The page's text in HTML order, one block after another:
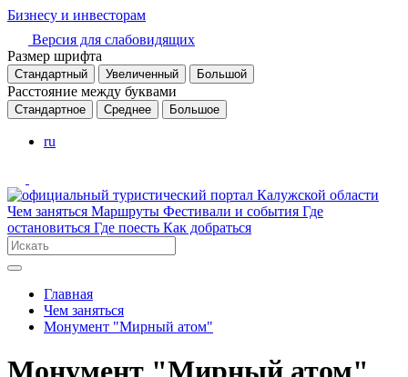
Бизнесу и инвесторам
Версия для слабовидящих
Размер шрифта
Стандартный Увеличенный Большой
Расстояние между буквами
Стандартное Среднее Большое
ru
Чем заняться Маршруты Фестивали и события Где
остановиться Где поесть Как добраться
Главная
Чем заняться
Монумент "Мирный атом"